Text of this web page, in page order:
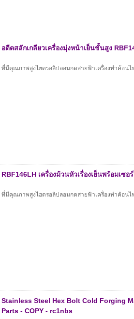
อดีตสลักเกลียวเครื่องมุ่งหน้าเย็นขั้นสูง
ที่มีคุณภาพสูงไฮดรอลิปลอมกดสายฟ้าเครื่องทำค้อนไ
RBF146LH เครื่องม้วนหัวเรื่องเย็นพร้อมเซอ
ที่มีคุณภาพสูงไฮดรอลิปลอมกดสายฟ้าเครื่องทำค้อนไ
Stainless Steel Hex Bolt Cold Forging
Parts - COPY - rc1nbs